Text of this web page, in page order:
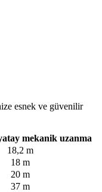
esnek ve güvenilir
mekanik uzanma
18,2 m
18 m
20 m
37 m